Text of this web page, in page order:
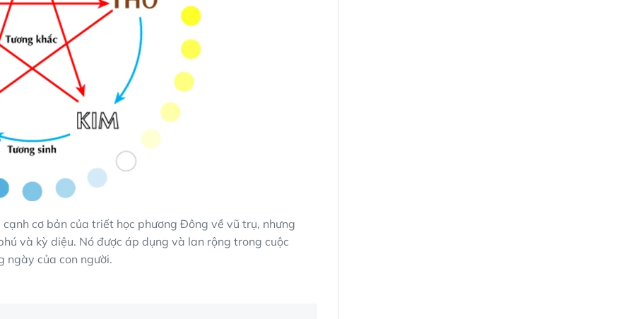
cơ bản của triết học phương Đông về vũ trụ, nhưng
và kỳ diệu. Nó được áp dụng và lan rộng trong cuộc
ngày của con người.